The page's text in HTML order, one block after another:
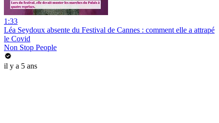
1:33
Léa Seydoux absente du Festival de Cannes : comment elle a attrapé
le Covid
Non Stop People
il y a 5 ans